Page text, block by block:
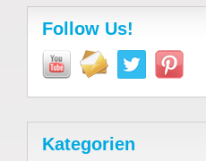
Follow Us!
Kategorien